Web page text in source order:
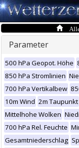
Alle
Parameter
500 hPa Geopot. Höhe
850 hPa Stromlinien
700 hPa Vertikalbew
10m Wind 2m Taupunkt
Mittelhohe Wolken
700 hPa Rel. Feuchte
Gesamtniederschlag